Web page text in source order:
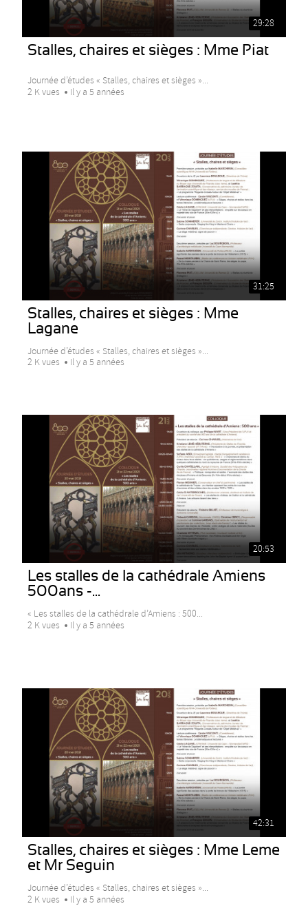
29:28
Stalles, chaires et sièges : Mme Piat
Journée d’études « Stalles, chaires et sièges »...
2 K vues
Il y a 5 années
31:25
Stalles, chaires et sièges : Mme
Lagane
Journée d’études « Stalles, chaires et sièges »...
2 K vues
Il y a 5 années
20:53
Les stalles de la cathédrale Amiens
500ans -...
« Les stalles de la cathédrale d’Amiens : 500...
2 K vues
Il y a 5 années
42:31
Stalles, chaires et sièges : Mme Leme
et Mr Seguin
Journée d’études « Stalles, chaires et sièges »...
2 K vues
Il y a 5 années